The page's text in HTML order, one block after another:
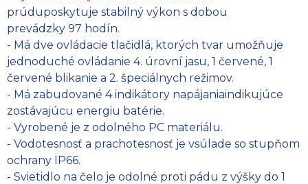
prúduposkytuje stabilný výkon s dobou
prevádzky 97 hodín.
- Má dve ovládacie tlačidlá, ktorých tvar umožňuje
jednoduché ovládanie 4. úrovní jasu, 1 červené, 1
červené blikanie a 2. špeciálnych režimov.
- Má zabudované 4 indikátory napájaniaindikujúce
zostávajúcu energiu batérie.
- Vyrobené je z odolného PC materiálu.
- Vodotesnosť a prachotesnosť je vsúlade so stupňom
ochrany IP66.
- Svietidlo na čelo je odolné proti pádu z výšky do 1